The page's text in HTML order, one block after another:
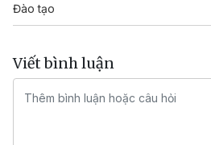
Đào tạo
Viết bình luận